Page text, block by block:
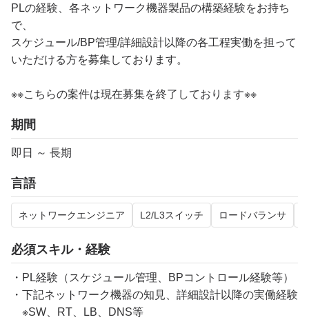
PLの経験、各ネットワーク機器製品の構築経験をお持ち
で、
スケジュール/BP管理/詳細設計以降の各工程実働を担って
いただける方を募集しております。
※※こちらの案件は現在募集を終了しております※※
期間
即日 ～ 長期
言語
ネットワークエンジニア L2/L3スイッチ ロードバランサ
必須スキル・経験
・PL経験（スケジュール管理、BPコントロール経験等）
・下記ネットワーク機器の知見、詳細設計以降の実働経験
※SW、RT、LB、DNS等